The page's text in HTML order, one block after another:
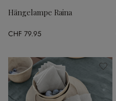
Hängelampe Raina
CHF 79.95